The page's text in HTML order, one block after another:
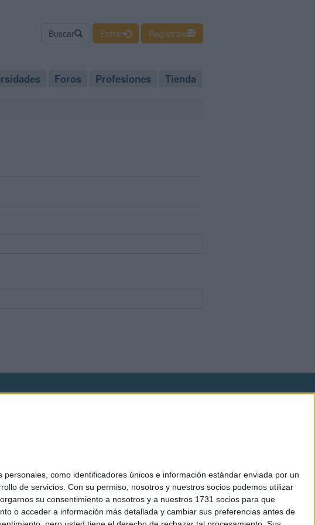
como identificadores únicos e información estándar enviada por un
de servicios. Con su permiso, nosotros y nuestros socios podemos utilizar
su consentimiento a nosotros y a nuestros 1731 socios para que
o acceder a información más detallada y cambiar sus preferencias antes de
Buscar Entrar Regístrate
Foros Profesiones Tienda
- Tel. +34 91 593 2767